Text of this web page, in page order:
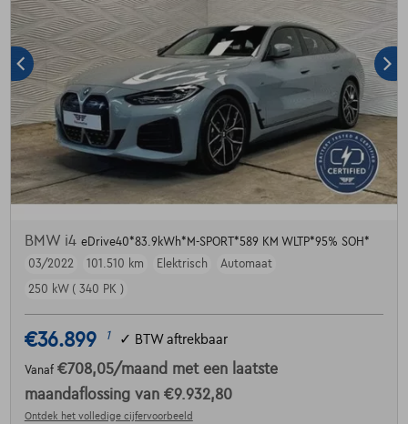
BMW i4 eDrive40*83.9kWh*M-SPORT*589 KM WLTP*95% SOH*
03/2022
101.510 km Elektrisch
Automaat
250 kW ( 340 PK )
€36.899 1 ✓ BTW aftrekbaar
Vanaf €708,05/maand met een laatste
maandaflossing van €9.932,80
Ontdek het volledige cijfervoorbeeld